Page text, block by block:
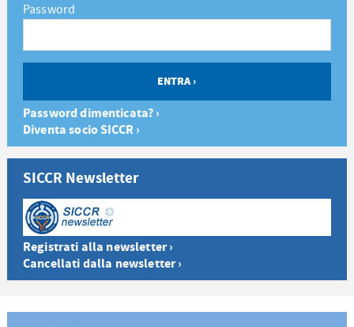
Password
Password dimenticata? ›
Diventa socio SICCR ›
SICCR Newsletter
Registrati alla newsletter ›
Cancellati dalla newsletter ›